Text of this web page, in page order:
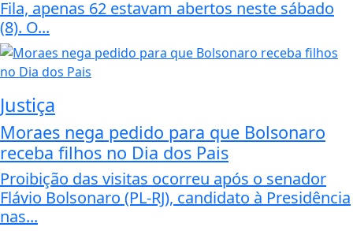
Fila, apenas 62 estavam abertos neste sábado
(8). O...
Justiça
Moraes nega pedido para que Bolsonaro
receba filhos no Dia dos Pais
Proibição das visitas ocorreu após o senador
Flávio Bolsonaro (PL-RJ), candidato à Presidência
nas...